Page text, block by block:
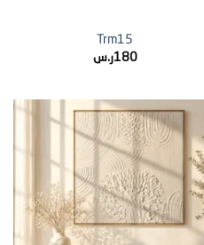
Trm15
180ر.س